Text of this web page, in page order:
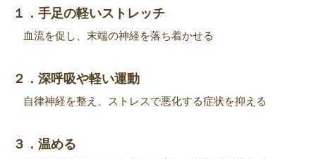
１．手足の軽いストレッチ
血流を促し、末端の神経を落ち着かせる
２．深呼吸や軽い運動
自律神経を整え、ストレスで悪化する症状を抑える
３．温める